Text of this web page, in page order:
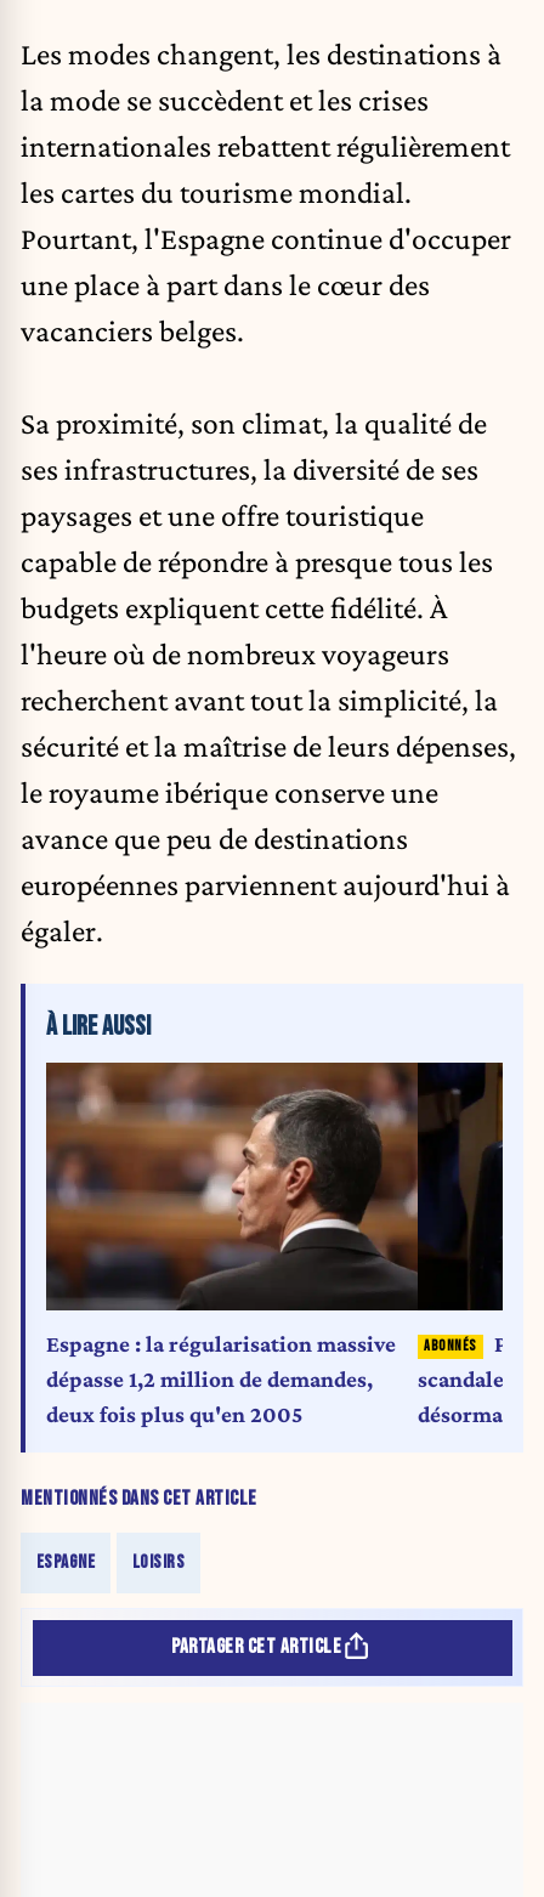
Les modes changent, les destinations à
la mode se succèdent et les crises
internationales rebattent régulièrement
les cartes du tourisme mondial.
Pourtant, l'Espagne continue d'occuper
une place à part dans le cœur des
vacanciers belges.
Sa proximité, son climat, la qualité de
ses infrastructures, la diversité de ses
paysages et une offre touristique
capable de répondre à presque tous les
budgets expliquent cette fidélité. À
l'heure où de nombreux voyageurs
recherchent avant tout la simplicité, la
sécurité et la maîtrise de leurs dépenses,
le royaume ibérique conserve une
avance que peu de destinations
européennes parviennent aujourd'hui à
égaler.
MENTIONNÉS DANS CET ARTICLE
ESPAGNE LOISIRS
À LIRE AUSSI
Espagne : la régularisation massive
dépasse 1,2 million de demandes,
deux fois plus qu'en 2005
Pris
scandales,
désormais
PARTAGER CET ARTICLE